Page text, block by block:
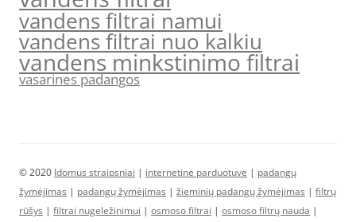
vandens filtrai namui
vandens filtrai nuo kalkiu
vandens minkstinimo filtrai
vasarines padangos
© 2020 Idomus straipsniai | internetine parduotuve | padangų
žymėjimas | padangų žymėjimas | žieminių padangų žymėjimas | filtrų
rūšys | filtrai nugeležinimui | osmoso filtrai | osmoso filtrų nauda |